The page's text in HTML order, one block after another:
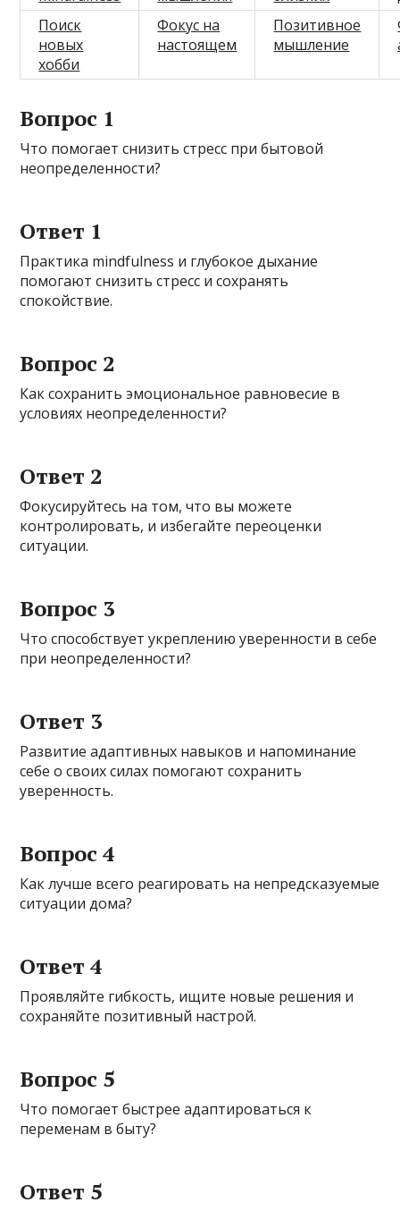
Поиск
новых
хобби
Фокус на
настоящем
Позитивное
мышление
Вопрос 1
Что помогает снизить стресс при бытовой
неопределенности?
Ответ 1
Практика mindfulness и глубокое дыхание
помогают снизить стресс и сохранять
спокойствие.
Вопрос 2
Как сохранить эмоциональное равновесие в
условиях неопределенности?
Ответ 2
Фокусируйтесь на том, что вы можете
контролировать, и избегайте переоценки
ситуации.
Вопрос 3
Что способствует укреплению уверенности в себе
при неопределенности?
Ответ 3
Развитие адаптивных навыков и напоминание
себе о своих силах помогают сохранить
уверенность.
Вопрос 4
Как лучше всего реагировать на непредсказуемые
ситуации дома?
Ответ 4
Проявляйте гибкость, ищите новые решения и
сохраняйте позитивный настрой.
Вопрос 5
Что помогает быстрее адаптироваться к
переменам в быту?
Ответ 5